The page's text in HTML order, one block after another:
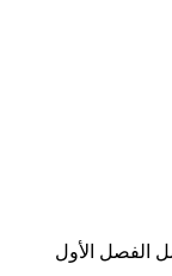
الفصل الأول